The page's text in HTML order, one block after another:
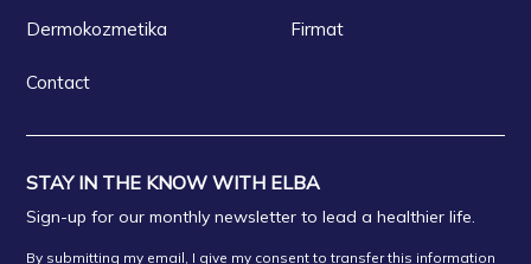
Dermokozmetika Firmat
Contact
STAY IN THE KNOW WITH ELBA
Sign-up for our monthly newsletter to lead a healthier life.
By submitting my email, I give my consent to transfer this information